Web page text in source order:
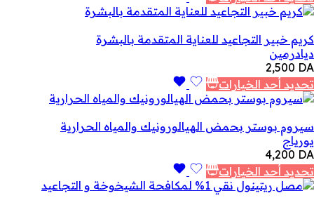
كريم خبير التجاعيد للعناية المتقدمة بالبشرة
ديادرمين
2,500 DA
تحديد أحد الخيارات
سيروم بوستر بحمض الهيالورونيك والمياه الحرارية
يورياج
4,200 DA
تحديد أحد الخيارات